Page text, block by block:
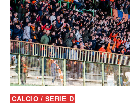
CALCIO / SERIE D